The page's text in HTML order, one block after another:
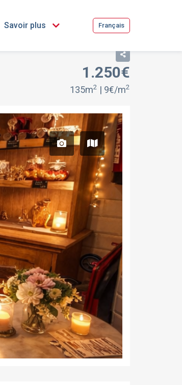
Savoir plus Français
1.250€
135m2 | 9€/m2